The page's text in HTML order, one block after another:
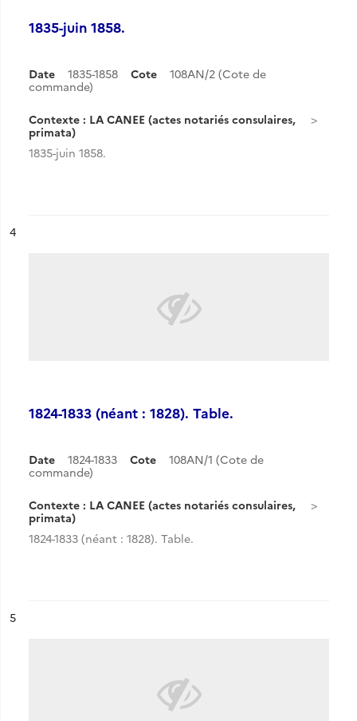
1835-juin 1858.
Date 1835-1858 Cote
108AN/2 (Cote de
commande)
Contexte : LA CANEE (actes notariés consulaires,
primata)
1835-juin 1858.
n°
4
1824-1833 (néant : 1828). Table.
Date 1824-1833 Cote
108AN/1 (Cote de
commande)
Contexte : LA CANEE (actes notariés consulaires,
primata)
1824-1833 (néant : 1828). Table.
n°
5